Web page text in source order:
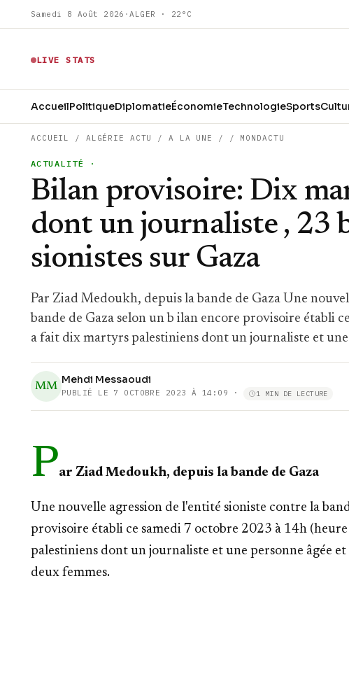
Samedi 8 Août 2026 ·ALGER · 22°C
LIVE STATS
AccueilPolitiqueDiplomatieÉconomieTechnologieSports
ACCUEIL / ALGÉRIE ACTU /A LA UNE / / MONDACTU
ACTUALITÉ ·
Bilan provisoire: Dix
dont un journaliste , 23
sionistes sur Gaza
Par Ziad Medoukh, depuis la bande de Gaza Une
bande de Gaza selon un b ilan encore provisoire établi
a fait dix martyrs palestiniens dont un journaliste et une
MM
Mehdi Messaoudi
PUBLIÉ LE 7 OCTOBRE 2023 À 14:09 · 1 MIN DE LECTURE
Par Ziad Medoukh, depuis la bande de Gaza
Une nouvelle agression de l'entité sioniste contre la
provisoire établi ce samedi 7 octobre 2023 à 14h
palestiniens dont un journaliste et une personne âgée et
deux femmes.